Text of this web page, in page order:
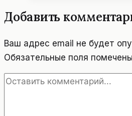
ВЕНА.
Добавить
Ваш адрес email не будет
Обязательные поля помечены